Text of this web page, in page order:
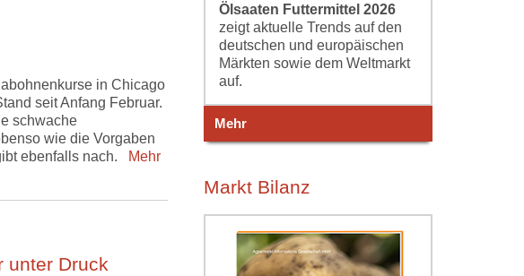
in Chicago
seit Anfang Februar.
schwache
wie die Vorgaben
ebenfalls nach.
Mehr
unter Druck
Ölsaaten Futtermittel 2026
zeigt aktuelle Trends auf den
deutschen und europäischen
Märkten sowie dem Weltmarkt
auf.
Mehr
Markt Bilanz